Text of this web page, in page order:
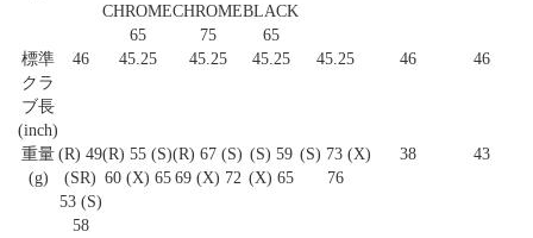
CHROME
65
CHROME
75
BLACK
65
標準
クラ
ブ長
(inch)
46 45.25 45.25 45.25 45.25 46 46
重量
(g)
(R) 49
(SR)
53 (S)
58
(R) 55 (S)
60 (X) 65
(R) 67 (S)
69 (X) 72
(S) 59
(X) 65
(S) 73 (X)
76
38 43